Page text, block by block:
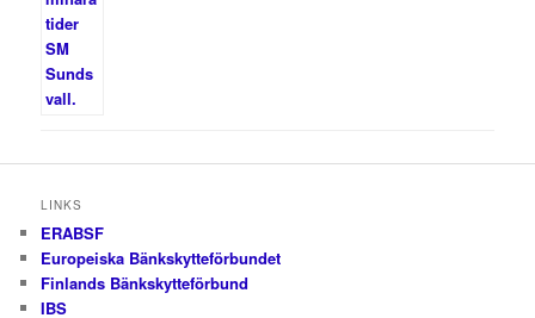
LINKS
ERABSF
Europeiska Bänkskytteförbundet
Finlands Bänkskytteförbund
IBS